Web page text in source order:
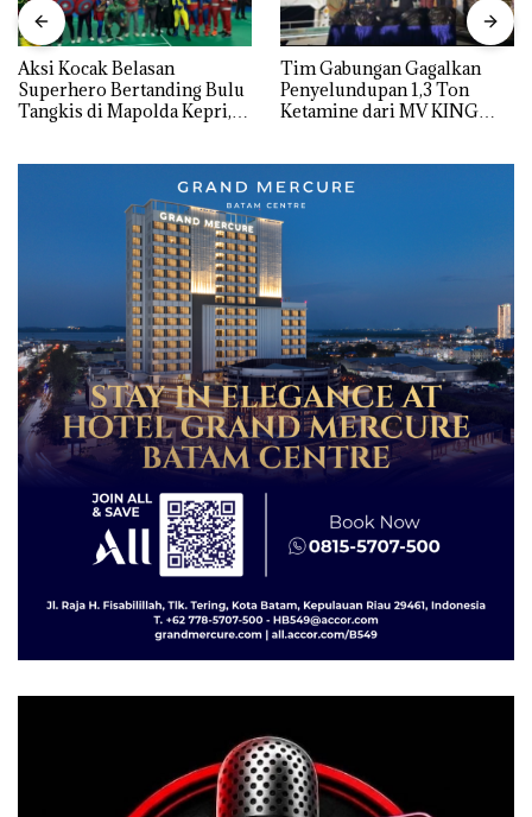
Aksi Kocak Belasan
Superhero Bertanding Bulu
Tangkis di Mapolda Kepri,
Tim Gabungan Gagalkan
Penyelundupan 1,3 Ton
Ketamine dari MV KING